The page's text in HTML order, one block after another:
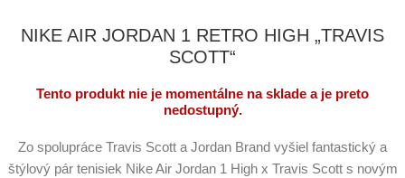
NIKE AIR JORDAN 1 RETRO HIGH „TRAVIS
SCOTT“
Tento produkt nie je momentálne na sklade a je preto
nedostupný.
Zo spolupráce Travis Scott a Jordan Brand vyšiel fantastický a
štýlový pár tenisiek Nike Air Jordan 1 High x Travis Scott s novým